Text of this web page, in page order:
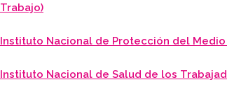
Trabajo)
Instituto Nacional de Protección del
Instituto Nacional de Salud de los